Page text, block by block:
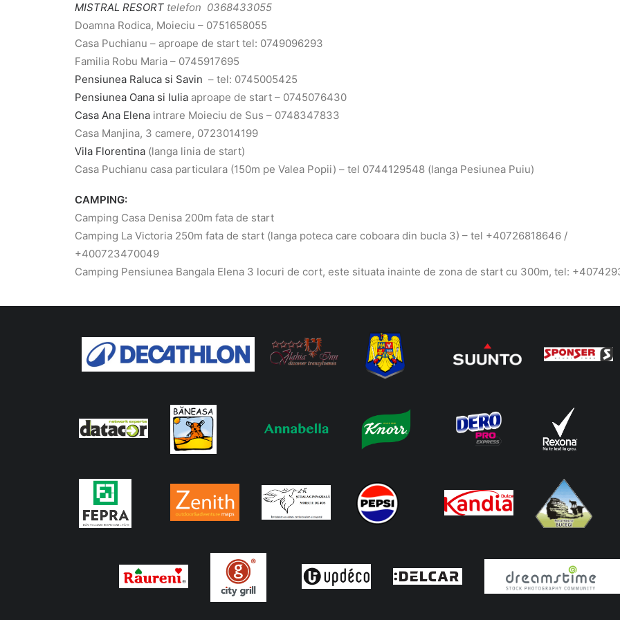
MISTRAL RESORT telefon 0368433055
Doamna Rodica, Moieciu – 0751658055
Casa Puchianu – aproape de start tel: 0749096293
Familia Robu Maria – 0745917695
Pensiunea Raluca si Savin – tel: 0745005425
Pensiunea Oana si Iulia aproape de start – 0745076430
Casa Ana Elena intrare Moieciu de Sus – 0748347833
Casa Manjina, 3 camere, 0723014199
Vila Florentina (langa linia de start)
Casa Puchianu casa particulara (150m pe Valea Popii) – tel 0744129548 (langa Pesiunea Puiu)
CAMPING:
Camping Casa Denisa 200m fata de start
Camping La Victoria 250m fata de start (langa poteca care coboara din bucla 3) – tel +40726818646 /
+400723470049
Camping Pensiunea Bangala Elena 3 locuri de cort, este situata inainte de zona de start cu 300m, tel: